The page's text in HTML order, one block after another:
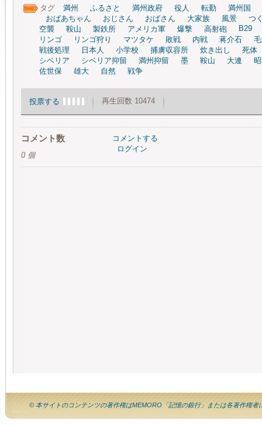
タグ 満州 ふるさと 満州政府 役人 転勤
満州国
おばあちゃん
おじさん おばさん 大家族 風景
つ
空襲
鞍山 製鉄所 アメリカ軍 爆撃 高射砲
B29
リンゴ
リンゴ狩り マツタケ 敗戦 内戦 蒋介石
戦後処理
日本人 小学校 捕虜収容所 炊き出し
死体
シベリア
シベリア抑留 満州抑留 墨 鞍山 大連
佐世保
雄大 自然 戦争
投票する 再生回数 10474
コメント数
0 個
コメントする
ログイン
© 本サイトのコンテンツの著作権はMEMORO「記憶の銀行」または各著作権者